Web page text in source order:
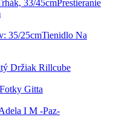
Prestieranie
Tienidlo Na
Držiak Rillcube
Gitta
I M -Paz-